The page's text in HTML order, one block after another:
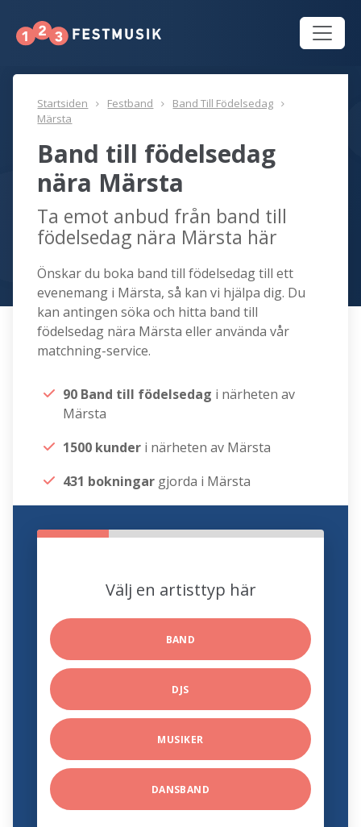
Startsiden Festband
Band Till Födelsedag
Märsta
Band till födelsedag
nära Märsta
Ta emot anbud från band till
födelsedag nära Märsta här
Önskar du boka band till födelsedag till ett
evenemang i Märsta, så kan vi hjälpa dig. Du
kan antingen söka och hitta band till
födelsedag nära Märsta eller använda vår
matchning-service.
90 Band till födelsedag i närheten av
Märsta
1500 kunder i närheten av Märsta
431 bokningar gjorda i Märsta
Välj en artisttyp här
BAND
DJS
MUSIKER
DANSBAND